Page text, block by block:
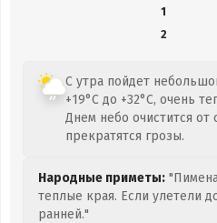
1
2
С утра пойдет
+19°C до +32°C, очень
Днем небо очистится от
прекратятся грозы.
Народные приметы:
теплые края. Если улетели
ранней."